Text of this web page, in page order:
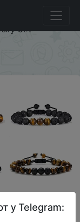
Tiger Eye Lapis
Women Men
Gift
у Telegram: